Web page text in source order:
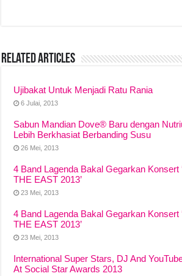
e
b
o
o
k
s
A
p
d
s
Li
n
Related Articles
Ujibakat Untuk Menjadi Ratu Rania
6 Julai, 2013
Sabun Mandian Dove® Baru dengan
Lebih Berkhasiat Berbanding Susu
26 Mei, 2013
4 Band Lagenda Bakal Gegarkan Konsert
THE EAST 2013’
23 Mei, 2013
4 Band Lagenda Bakal Gegarkan Konsert
THE EAST 2013’
23 Mei, 2013
International Super Stars, DJ And
At Social Star Awards 2013